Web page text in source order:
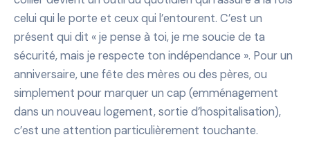
celui qui le porte et ceux qui l’entourent. C’est un
présent qui dit « je pense à toi, je me soucie de ta
sécurité, mais je respecte ton indépendance ». Pour un
anniversaire, une fête des mères ou des pères, ou
simplement pour marquer un cap (emménagement
dans un nouveau logement, sortie d’hospitalisation),
c’est une attention particulièrement touchante.